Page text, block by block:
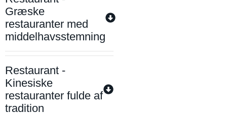
Græske
restauranter med
middelhavsstemning
Restaurant -
Kinesiske
restauranter fulde af
tradition